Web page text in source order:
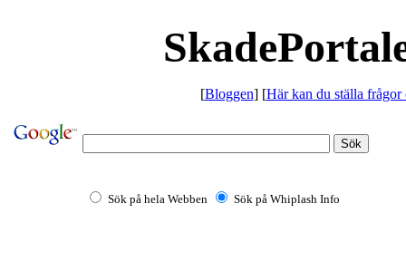
[Bloggen] [Här kan du ställa frågor
Sök på hela Webben Sök på Whiplash Info